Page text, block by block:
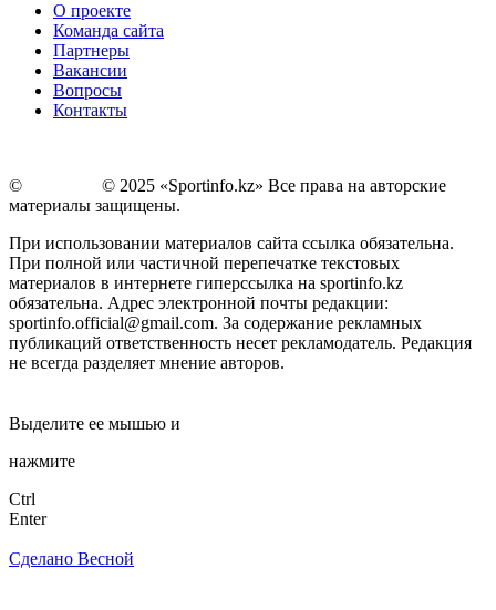
О проекте
Команда сайта
Партнеры
Вакансии
Вопросы
Контакты
©
© 2025 «Sportinfo.kz» Все права на авторские
материалы защищены.
При использовании материалов сайта ссылка обязательна.
При полной или частичной перепечатке текстовых
материалов в интернете гиперссылка на sportinfo.kz
обязательна. Адрес электронной почты редакции:
sportinfo.official@gmail.com. За содержание рекламных
публикаций ответственность несет рекламодатель. Редакция
не всегда разделяет мнение авторов.
Выделите ее мышью и
нажмите
Ctrl
Enter
Сделано Весной